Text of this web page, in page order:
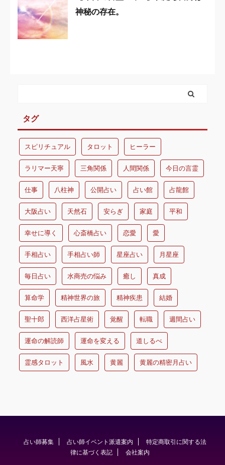
神秘の存在。
タグ
スピリチュアル タロット ヒーラー
ラリマー天寧 三角関係 人間関係 今日の言霊
仕事 八柱神 公開占い 占い館 占龍館
大阪占い 天然石 安らぎ 家庭 平和
幸せに導く 心斎橋占い 恋愛 愛
手相占い 手相占い師 星座占い 月星座
毎日占い 水商売の悩み 癒し 真成
算命学 精神世界の旅 精神疾患 結婚
聖十郎 西洋占星術 覚醒 転職 週間占い
運命の解読師 運命を変える 道しるべ
霊感タロット 風水 黄麗 黄麗の精密月占い
占い師募集 占い師イベント派遣案内
特定商取引に関する法
律に基づく表記
会社案内